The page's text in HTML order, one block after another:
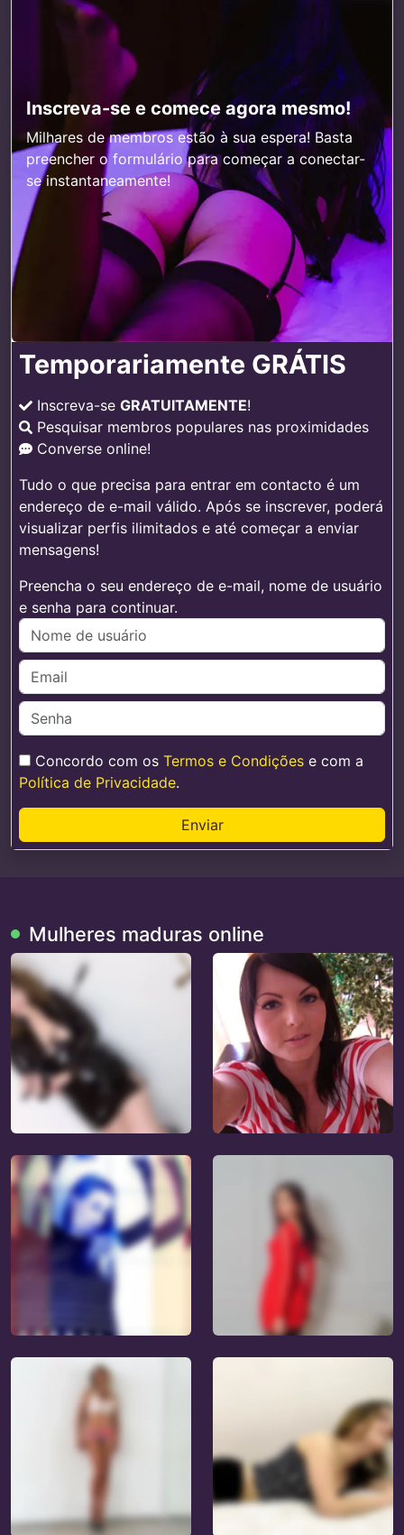
Inscreva-se e comece agora mesmo!
Milhares de membros estão à sua espera! Basta
preencher o formulário para começar a conectar-
se instantaneamente!
Temporariamente GRÁTIS
Inscreva-se GRATUITAMENTE!
Pesquisar membros populares nas proximidades
Converse online!
Tudo o que precisa para entrar em contacto é um
endereço de e-mail válido. Após se inscrever, poderá
visualizar perfis ilimitados e até começar a enviar
mensagens!
Preencha o seu endereço de e-mail, nome de usuário
e senha para continuar.
Concordo com os Termos e Condições e com a
Política de Privacidade.
Enviar
Mulheres maduras online